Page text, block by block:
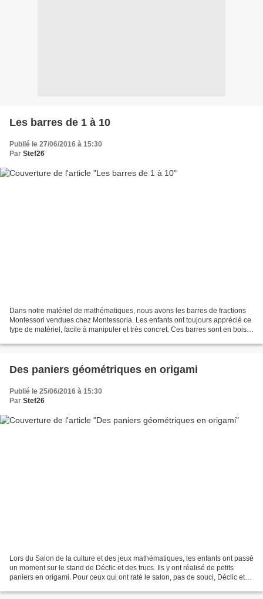
Les barres de 1 à 10
Publié le 27/06/2016 à 15:30
Par Stef26
Dans notre matériel de mathématiques, nous avons les barres de fractions
Montessori vendues chez Montessoria. Les enfants ont toujours apprécié ce
type de matériel, facile à manipuler et très concret. Ces barres sont en bois
Des paniers géométriques en origami
Publié le 25/06/2016 à 15:30
Par Stef26
Lors du Salon de la culture et des jeux mathématiques, les enfants ont passé
un moment sur le stand de Déclic et des trucs. Ils y ont réalisé de petits
paniers en origami. Pour ceux qui ont raté le salon, pas de souci, Déclic et